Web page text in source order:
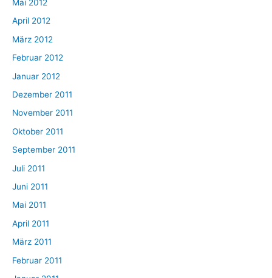
Mai 2012
April 2012
März 2012
Februar 2012
Januar 2012
Dezember 2011
November 2011
Oktober 2011
September 2011
Juli 2011
Juni 2011
Mai 2011
April 2011
März 2011
Februar 2011